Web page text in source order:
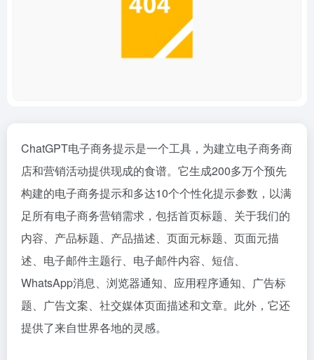
ChatGPT电子商务提示是一个工具，为建立电子商务商
店和营销活动提供现成的食谱。它生成200多万个预先
构建的电子商务提示和多达10个个性化提示参数，以满
足所有电子商务营销需求，包括首页标题、关于我们的
内容、产品标题、产品描述、页面元标题、页面元描
述、电子邮件主题行、电子邮件内容、短信、
WhatsApp消息、浏览器通知、应用程序通知、广告标
题、广告文案、社交媒体页面描述和文章。此外，它还
提供了来自世界各地的灵感。